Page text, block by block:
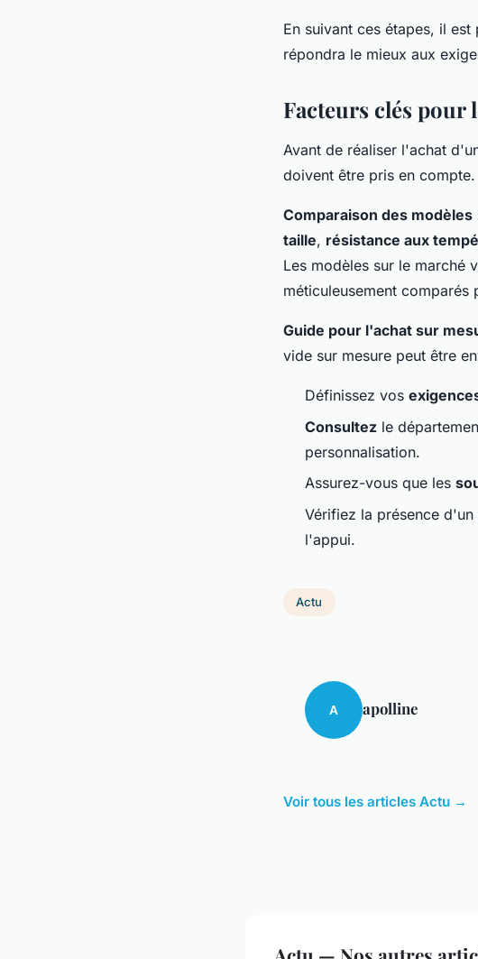
En suivant ces étapes, il
répondra le mieux aux
Facteurs clés pour
Avant de réaliser l'achat
doivent être pris en compte.
Comparaison des modèles
taille, résistance aux
Les modèles sur le marché
méticuleusement
Guide pour l'achat sur
vide sur mesure peut être
Définissez vos
Consultez le
personnalisation.
Assurez-vous que les
Vérifiez la présence d'un
l'appui.
Actu
A apolline
Voir tous les articles Actu →